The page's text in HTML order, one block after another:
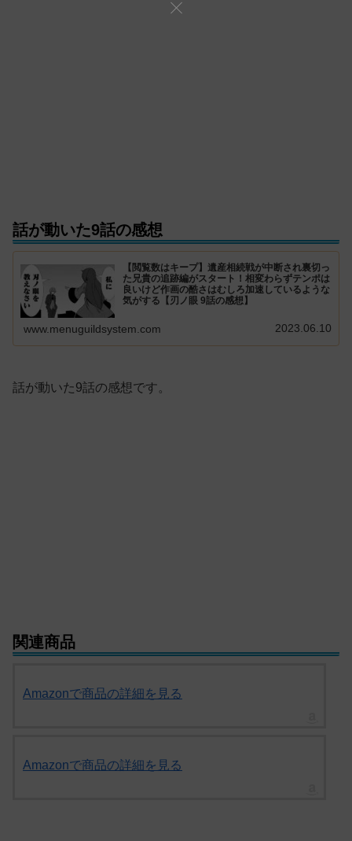
話が動いた9話の感想
【閲覧数はキープ】遺産相続戦が中断され裏切っ
た兄貴の追跡編がスタート！相変わらずテンポは
良いけど作画の酷さはむしろ加速しているような
気がする【刃ノ眼 9話の感想】
www.menuguildsystem.com 2023.06.10
話が動いた9話の感想です。
関連商品
Amazonで商品の詳細を見る
Amazonで商品の詳細を見る